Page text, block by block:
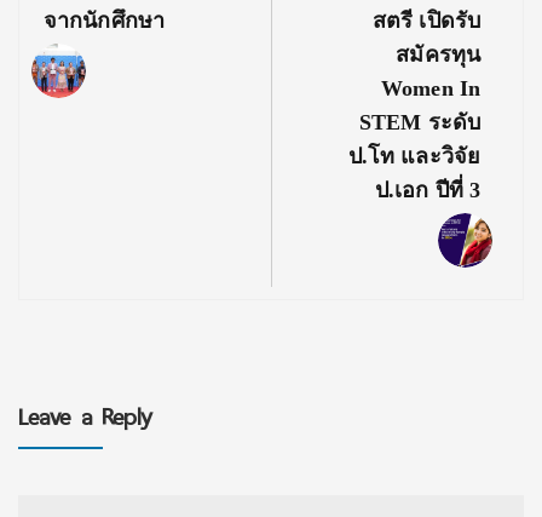
จากนักศึกษา
สตรี เปิดรับ
สมัครทุน
Women In
STEM ระดับ
ป.โท และวิจัย
ป.เอก ปีที่ 3
Leave a Reply